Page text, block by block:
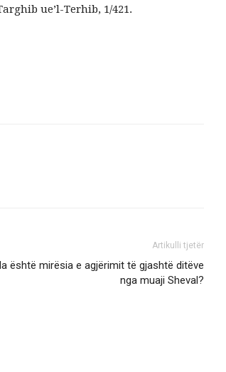
ue’l-Terhib, 1/421.
Artikulli tjetër
është mirësia e agjërimit të gjashtë ditëve
nga muaji Sheval?